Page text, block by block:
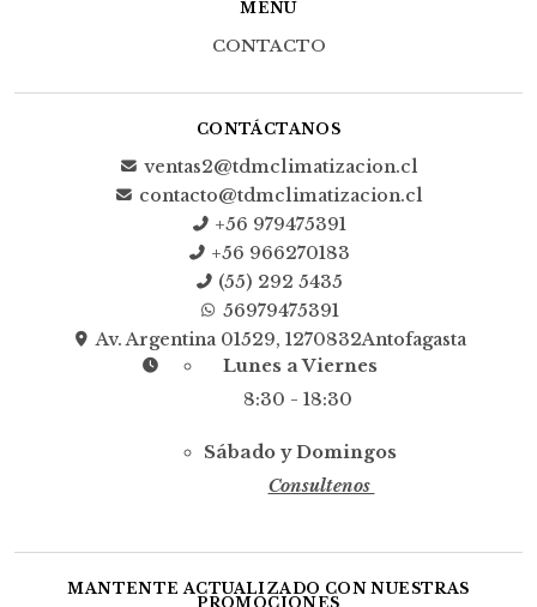
MENÚ
CONTACTO
CONTÁCTANOS
ventas2@tdmclimatizacion.cl
contacto@tdmclimatizacion.cl
+56 979475391
+56 966270183
(55) 292 5435
56979475391
Av. Argentina 01529, 1270832Antofagasta
Lunes a Viernes
8:30 - 18:30
Sábado y Domingos
Consultenos
MANTENTE ACTUALIZADO CON NUESTRAS
PROMOCIONES